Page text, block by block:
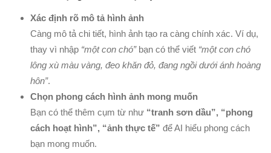
Xác định rõ mô tả hình ảnh
Càng mô tả chi tiết, hình ảnh tạo ra càng chính xác. Ví dụ,
thay vì nhập “một con chó”bạn có thể viết “một con chó
lông xù màu vàng, đeo khăn đỏ, đang ngồi dưới ánh hoàng
hôn”.
Chọn phong cách hình ảnh mong muốn
Bạn có thể thêm cụm từ như “tranh sơn dầu”, “phong
cách hoạt hình”, “ảnh thực tế” để AI hiểu phong cách
bạn mong muốn.